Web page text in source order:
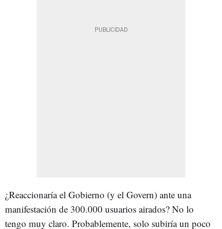
¿Reaccionaría el Gobierno (y el Govern) ante una
manifestación de 300.000 usuarios airados? No lo
tengo muy claro. Probablemente, solo subiría un poco